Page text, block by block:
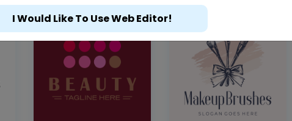
I Would Like To Use Web Editor!